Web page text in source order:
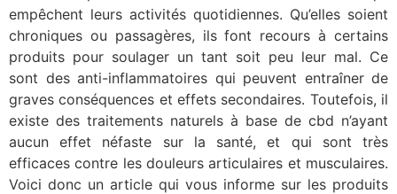
empêchent leurs activités quotidiennes. Qu’elles soient
chroniques ou passagères, ils font recours à certains
produits pour soulager un tant soit peu leur mal. Ce
sont des anti-inflammatoires qui peuvent entraîner de
graves conséquences et effets secondaires. Toutefois, il
existe des traitements naturels à base de cbd n’ayant
aucun effet néfaste sur la santé, et qui sont très
efficaces contre les douleurs articulaires et musculaires.
Voici donc un article qui vous informe sur les produits